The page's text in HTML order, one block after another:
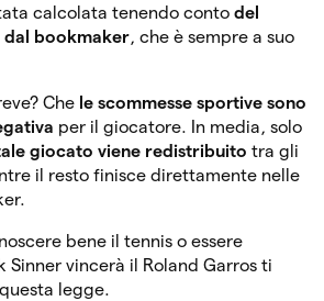
calcolata tenendo conto del
bookmaker, che è sempre a suo
Che le scommesse sportive sono
per il giocatore. In media, solo
giocato viene redistribuito tra gli
il resto finisce direttamente nelle
bene il tennis o essere
Sinner vincerà il Roland Garros ti
legge.